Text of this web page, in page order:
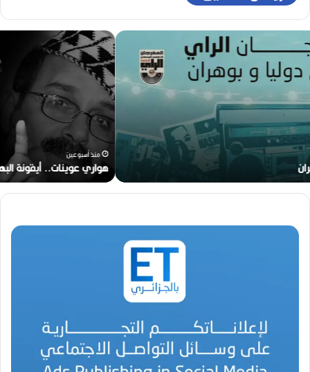
ه
و
ر
ي
ع
و
ي
ن
ا
ت
.
منذ أسبوعين
هواري عوينات.. أيقونة البهجة في زمن عصيب